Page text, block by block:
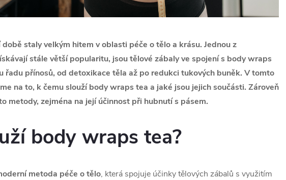
staly velkým hitem v oblasti péče o tělo a krásu. Jednou z
stále větší popularitu, jsou tělové zábaly ve spojení s body wraps
řadu přínosů, od detoxikace těla až po redukci tukových buněk. V tomto
na to, k čemu slouží body wraps tea a jaké jsou jejich součásti. Zároveň
metody, zejména na její účinnost při hubnutí s pásem.
body wraps tea?
metoda péče o tělo, která spojuje účinky tělových zábalů s využitím